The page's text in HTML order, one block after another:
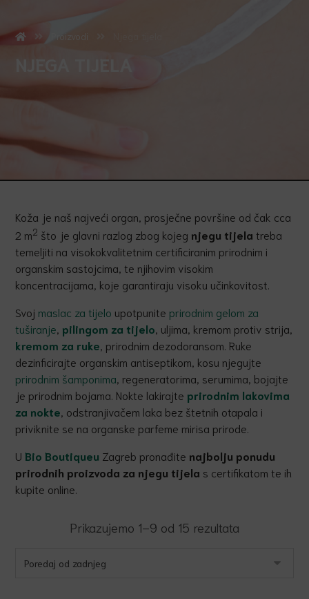
Proizvodi
NJEGA TIJELA
Koža je naš najveći organ, prosječne površine od čak cca
2 m2 što je glavni razlog zbog kojeg njegu tijela treba
temeljiti na visokokvalitetnim certificiranim prirodnim i
organskim sastojcima, te njihovim visokim
koncentracijama, koje garantiraju visoku učinkovitost.
Svoj maslac za tijelo upotpuniteprirodnim gelom za
tuširanje, pilingom za tijelo, uljima, kremom protiv strija,
kremom za ruke, prirodnim dezodoransom. Ruke
dezinficirajte organskim antiseptikom, kosu njegujte
prirodnim šamponima, regeneratorima, serumima, bojajte
je prirodnim bojama. Nokte lakirajte prirodnim lakovima
za nokte, odstranjivačem laka bez štetnih otapala i
priviknite se na organske parfeme mirisa prirode.
U Bio Boutiqueu Zagreb pronađite najbolju ponudu
prirodnih proizvoda za njegu tijela s certifikatom te ih
kupite online.
Prikazujemo 1–9 od 15 rezultata